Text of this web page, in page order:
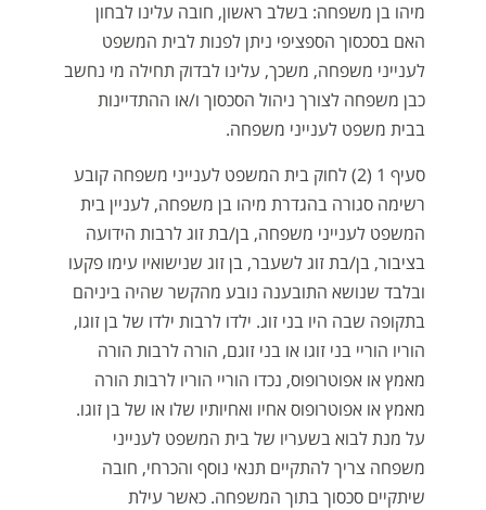
מיהו בן משפחה: בשלב ראשון, חובה עלינו לבחון
האם בסכסוך הספציפי ניתן לפנות לבית המשפט
לענייני משפחה, משכך, עלינו לבדוק תחילה מי נחשב
כבן משפחה לצורך ניהול הסכסוך ו/או ההתדיינות
בבית משפט לענייני משפחה.
סעיף 1 (2) לחוק בית המשפט לענייני משפחה קובע
רשימה סגורה בהגדרת מיהו בן משפחה, לעניין בית
המשפט לענייני משפחה, בן/בת זוג לרבות הידועה
בציבור, בן/בת זוג לשעבר, בן זוג שנישואיו עימו פקעו
ובלבד שנושא התובענה נובע מהקשר שהיה ביניהם
בתקופה שבה היו בני זוג. ילדו לרבות ילדו של בן זוגו,
הוריו הוריי בני זוגו או בני זוגם, הורה לרבות הורה
מאמץ או אפוטרופוס, נכדו הוריי הוריו לרבות הורה
מאמץ או אפוטרופוס אחיו ואחיותיו שלו או של בן זוגו.
על מנת לבוא בשעריו של בית המשפט לענייני
משפחה צריך להתקיים תנאי נוסף והכרחי, חובה
שיתקיים סכסוך בתוך המשפחה. כאשר עילת